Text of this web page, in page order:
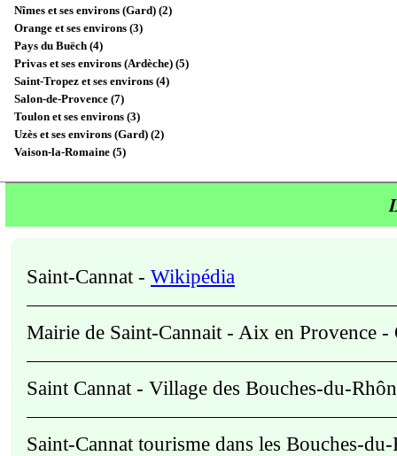
Nîmes et ses environs (Gard) (2)
Orange et ses environs (3)
Pays du Buëch (4)
Privas et ses environs (Ardèche) (5)
Saint-Tropez et ses environs (4)
Salon-de-Provence (7)
Toulon et ses environs (3)
Uzès et ses environs (Gard) (2)
Vaison-la-Romaine (5)
Saint-Cannat - Wikipédia
Mairie de Saint-Cannait - Aix en Provence
Saint Cannat - Village des Bouches-du-
Saint-Cannat tourisme dans les Bouches-